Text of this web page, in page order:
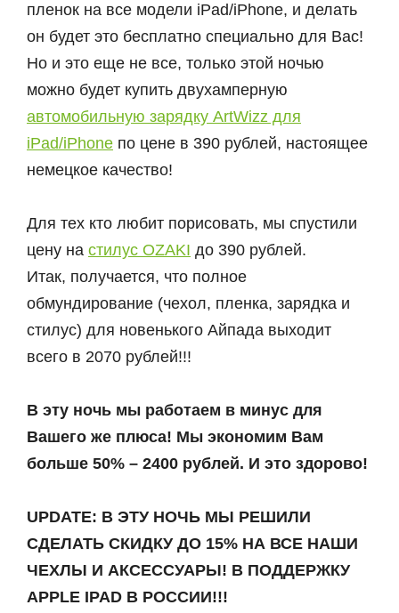
пленок на все модели iPad/iPhone, и делать
он будет это бесплатно специально для Вас!
Но и это еще не все, только этой ночью
можно будет купить двухамперную
автомобильную зарядку ArtWizz для
iPad/iPhone по цене в 390 рублей, настоящее
немецкое качество!
Для тех кто любит порисовать, мы спустили
цену на стилус OZAKI до 390 рублей.
Итак, получается, что полное
обмундирование (чехол, пленка, зарядка и
стилус) для новенького Айпада выходит
всего в 2070 рублей!!!
В эту ночь мы работаем в минус для
Вашего же плюса! Мы экономим Вам
больше 50% – 2400 рублей. И это здорово!
UPDATE: В ЭТУ НОЧЬ МЫ РЕШИЛИ
СДЕЛАТЬ СКИДКУ ДО 15% НА ВСЕ НАШИ
ЧЕХЛЫ И АКСЕССУАРЫ! В ПОДДЕРЖКУ
APPLE IPAD В РОССИИ!!!